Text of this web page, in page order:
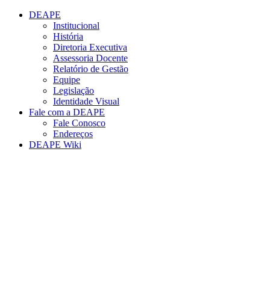
Conteúdo principal
DEAPE
Institucional
História
Diretoria Executiva
Assessoria Docente
Relatório de Gestão
Equipe
Legislação
Identidade Visual
Fale com a DEAPE
Fale Conosco
Endereços
DEAPE Wiki